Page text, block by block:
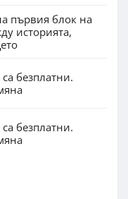
първия блок на
историята,
безплатни.
безплатни.